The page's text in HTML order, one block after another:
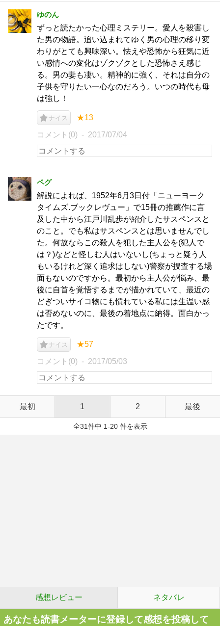
ゆのん
ずっと読たかった心理ミステリー。愛人を殺害し
た男の物語。追い込まれてゆく男の心理の移り変
わりがとても興味深い。怯えや恐怖から狂気に近
い感情への変化はゾクゾクとした恐怖さえ感じ
る。男の妻も凄い。精神的に強く、それは自分の
子供を守りたい一心なのだろう。いつの時代も母
は強し！
ナイス ★13
コメント(0) 2017/07/04
ペグ
解説によれば、1952年6月3日付「ニューヨーク
タイムズ.ブックレヴュー」で15冊の推薦作に言
及した中から江戸川乱歩が紹介したサスペンスと
のこと。でも私はサスペンスとは思いませんでし
た。何故ならこの殺人を犯した主人公を(犯人で
は？)などと怪しむ人はいないし(ちょっと疑う人
もいるけれど深く追求はしない)警察が捜査する場
面もないのですから。最初から主人公が悩み、最
後に自首を覚悟するまでが描かれていて、最近の
どぎついサイコ物にも慣れている私には生温い感
は否めないのに、最後の着地点に納得。面白かっ
たです。
ナイス ★57
コメント(0) 2017/05/03
最初 1 2 最後
全31件中 1-20 件を表示
感想レビュー ネタバレ
あなたも読書メーターに登録して感想を投稿して